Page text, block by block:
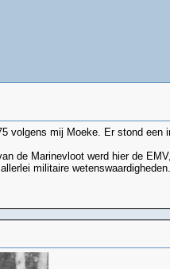
volgens mij Moeke. Er stond een
de Marinevloot werd hier de
militaire